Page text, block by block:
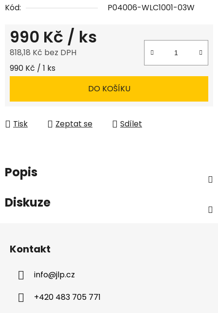
Kód:
P04006-WLC1001-03W
990 Kč / ks
818,18 Kč bez DPH
Měrná cena:
990 Kč / 1 ks
DO KOŠÍKU
Tisk Zeptat se Sdílet
Popis
Diskuze
Kontakt
info@jlp.cz
+420 483 705 771